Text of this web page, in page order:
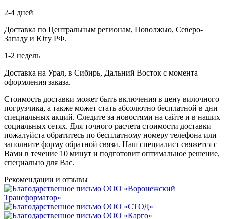
2-4 дней
Доставка по Центральным регионам, Поволжью, Северо-
Западу и Югу РФ.
1-2 недель
Доставка на Урал, в Сибирь, Дальний Восток с момента
оформления заказа.
Стоимость доставки может быть включения в цену вилочного
погрузчика, а также может стать абсолютно бесплатной в дни
специальных акций. Следите за новостями на сайте и в наших
социальных сетях. Для точного расчета стоимости доставки
пожалуйста обратитесь по бесплатному номеру телефона или
заполните форму обратной связи. Наш специалист свяжется с
Вами в течение 10 минут и подготовит оптимальное решение,
специально для Вас.
Рекомендации и отзывы